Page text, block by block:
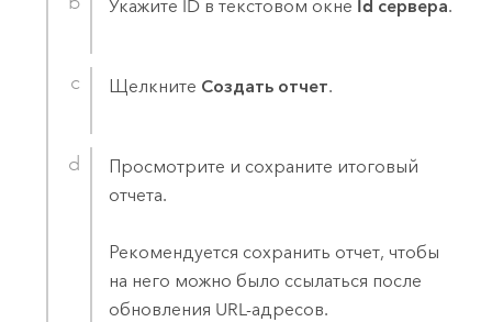
Укажите ID в текстовом окне Id сервера.
Щелкните Создать отчет.
Просмотрите и сохраните итоговый
отчета.
Рекомендуется сохранить отчет, чтобы
на него можно было ссылаться после
обновления URL-адресов.